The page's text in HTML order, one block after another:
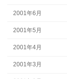
2001年6月
2001年5月
2001年4月
2001年3月